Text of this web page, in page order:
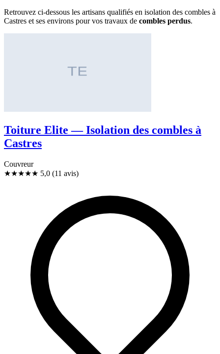
Retrouvez ci-dessous les artisans qualifiés en isolation des combles à
Castres et ses environs pour vos travaux de combles perdus.
Toiture Elite — Isolation des combles à
Castres
Couvreur
★★★★★ 5,0 (11 avis)